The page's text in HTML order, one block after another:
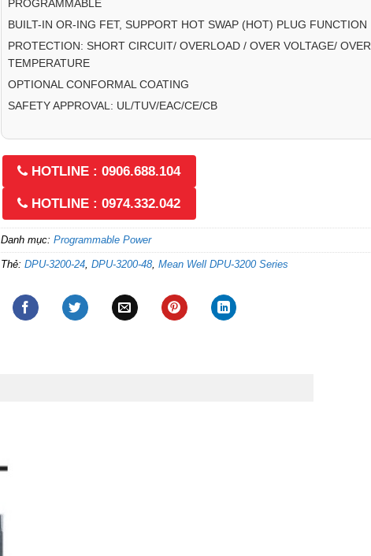
PROGRAMMABLE
BUILT-IN OR-ING FET, SUPPORT HOT SWAP (HOT) PLUG FUNCTION
PROTECTION: SHORT CIRCUIT/ OVERLOAD / OVER VOLTAGE/ OVER
TEMPERATURE
OPTIONAL CONFORMAL COATING
SAFETY APPROVAL: UL/TUV/EAC/CE/CB
HOTLINE : 0906.688.104
HOTLINE : 0974.332.042
Danh mục: Programmable Power
Thẻ: DPU-3200-24, DPU-3200-48, Mean Well DPU-3200 Series